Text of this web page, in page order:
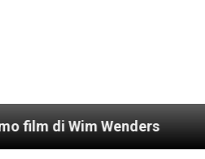
Wenders Lunedì 4